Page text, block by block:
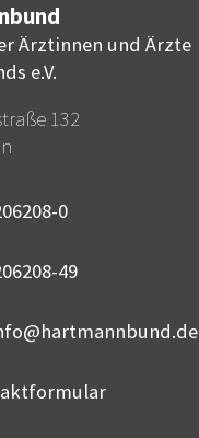
Ärztinnen und Ärzte
e.V.
132
0
49